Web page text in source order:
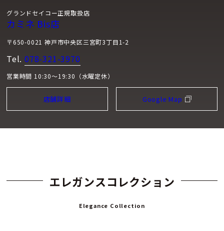
グランドセイコー正規取扱店
カミネ Bis店
〒650-0021 神戸市中央区三宮町3丁目1-2
Tel. 078-321-3970
営業時間 10:30～19:30（水曜定休）
店舗詳細 Google Map
エレガンスコレクション
Elegance Collection